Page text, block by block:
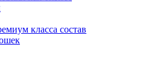
класса состав